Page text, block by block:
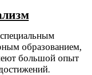
образованием,
большой опыт